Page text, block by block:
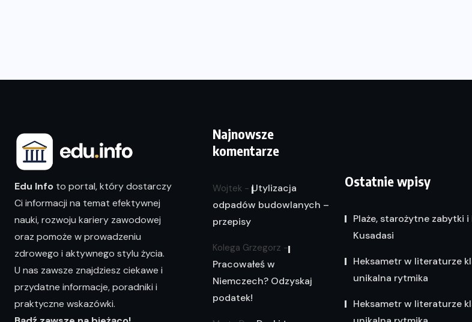
Edu Info to portal, który dostarczy
Ci informacji na temat efektywnej
nauki, rozwoju kariery zawodowej
oraz pomoże w prowadzeniu
zdrowego i aktywnego stylu życia.
U nas zawsze znajdziesz ciekawe i
przydatne informacje, poradniki i
praktyczne wskazówki.
Najnowsze
komentarze
Wojtek - Utylizacja
odpadów budowlanych –
przepisy
Kolega Grzegorz -
Pracowałeś w
Niemczech? Odzyskaj
podatek!
Ostatnie wpisy
Plaże, starożytne zabytki
Kusadasi
Heksametr w literaturze
unikalna rytmika
Heksametr w literaturze